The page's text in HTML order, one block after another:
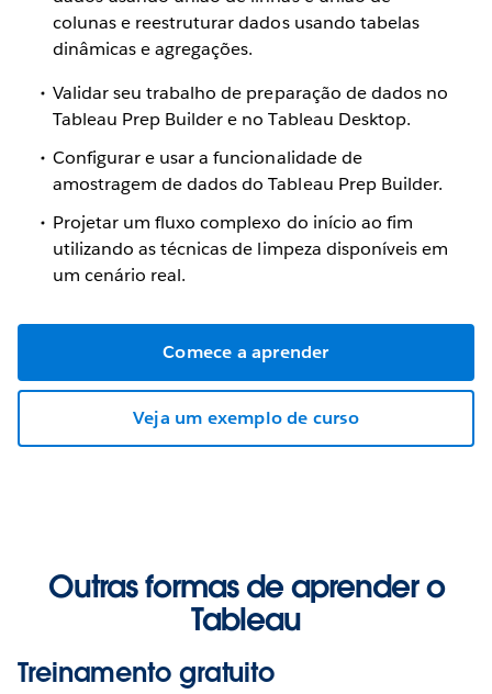
colunas e reestruturar dados usando tabelas
dinâmicas e agregações.
Validar seu trabalho de preparação de dados no
Tableau Prep Builder e no Tableau Desktop.
Configurar e usar a funcionalidade de
amostragem de dados do Tableau Prep Builder.
Projetar um fluxo complexo do início ao fim
utilizando as técnicas de limpeza disponíveis em
um cenário real.
Comece a aprender
Veja um exemplo de curso
Outras formas de aprender o
Tableau
Treinamento gratuito